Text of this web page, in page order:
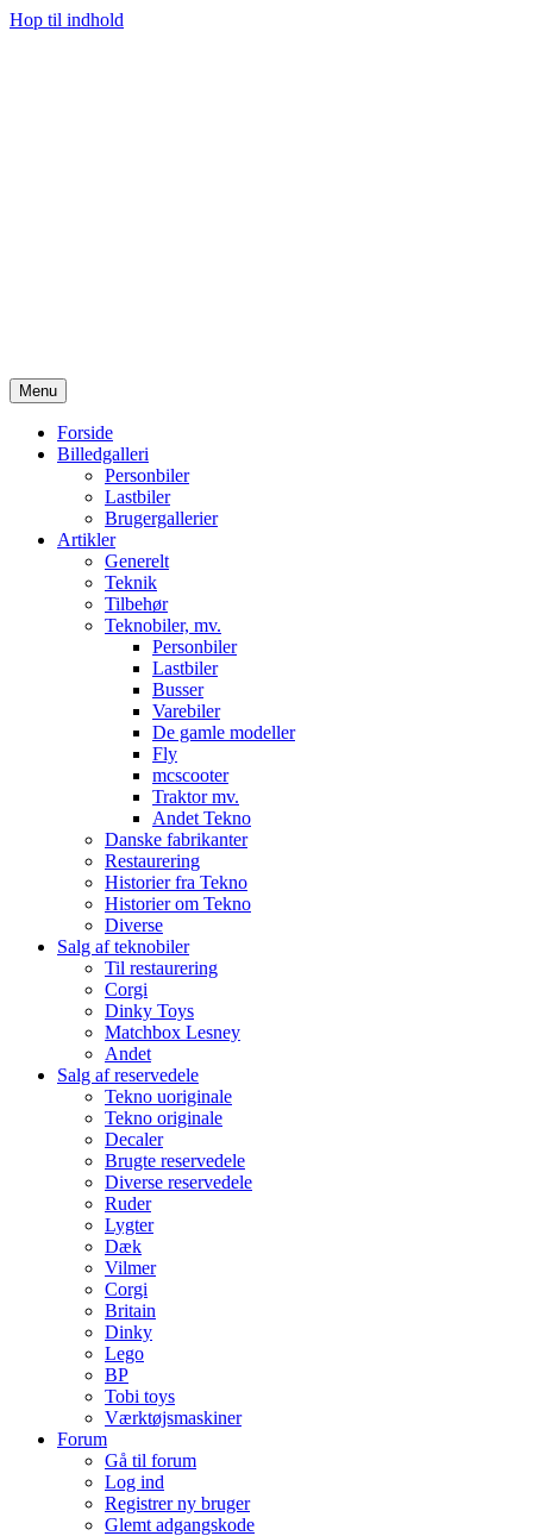
Hop til indhold
Menu
Forside
Billedgalleri
Personbiler
Lastbiler
Brugergallerier
Artikler
Generelt
Teknik
Tilbehør
Teknobiler, mv.
Personbiler
Lastbiler
Busser
Varebiler
De gamle modeller
Fly
mcscooter
Traktor mv.
Andet Tekno
Danske fabrikanter
Restaurering
Historier fra Tekno
Historier om Tekno
Diverse
Salg af teknobiler
Til restaurering
Corgi
Dinky Toys
Matchbox Lesney
Andet
Salg af reservedele
Tekno uoriginale
Tekno originale
Decaler
Brugte reservedele
Diverse reservedele
Ruder
Lygter
Dæk
Vilmer
Corgi
Britain
Dinky
Lego
BP
Tobi toys
Værktøjsmaskiner
Forum
Gå til forum
Log ind
Registrer ny bruger
Glemt adgangskode